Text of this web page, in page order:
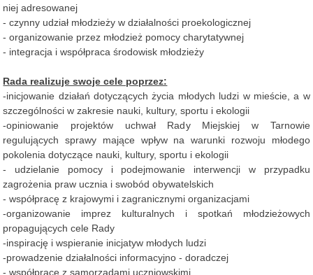
niej adresowanej
- czynny udział młodzieży w działalności proekologicznej
- organizowanie przez młodzież pomocy charytatywnej
- integracja i współpraca środowisk młodzieży
Rada realizuje swoje cele poprzez:
-inicjowanie działań dotyczących życia młodych ludzi w mieście, a w
szczególności w zakresie nauki, kultury, sportu i ekologii
-opiniowanie projektów uchwał Rady Miejskiej w Tarnowie
regulujących sprawy mające wpływ na warunki rozwoju młodego
pokolenia dotyczące nauki, kultury, sportu i ekologii
- udzielanie pomocy i podejmowanie interwencji w przypadku
zagrożenia praw ucznia i swobód obywatelskich
- współpracę z krajowymi i zagranicznymi organizacjami
-organizowanie imprez kulturalnych i spotkań młodzieżowych
propagujących cele Rady
-inspirację i wspieranie inicjatyw młodych ludzi
-prowadzenie działalności informacyjno - doradczej
- współpracę z samorządami uczniowskimi